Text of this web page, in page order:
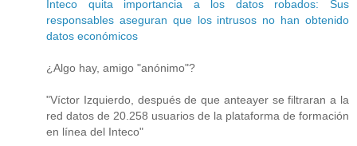
Inteco quita importancia a los datos robados: Sus
responsables aseguran que los intrusos no han obtenido
datos económicos
¿Algo hay, amigo "anónimo"?
"Víctor Izquierdo, después de que anteayer se filtraran a la
red datos de 20.258 usuarios de la plataforma de formación
en línea del Inteco"